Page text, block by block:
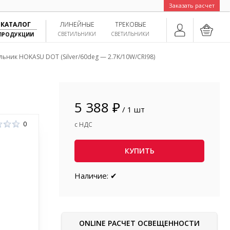
Заказать расчет
ТРЕКОВЫЕ
СВЕТИЛЬНИКИ
ЛИНЕЙНЫЕ
СВЕТИЛЬНИКИ
КАТАЛОГ
HOKASU DOT (Silver/60deg — 2.7K/10W/CRI98)
0
5 388 ₽ / 1 шт
с НДС
КУПИТЬ
Наличие: ✔
ONLINE РАСЧЕТ ОСВЕЩЕННОСТИ